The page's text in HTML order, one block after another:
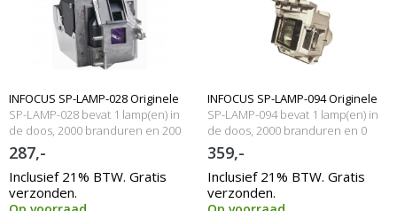
INFOCUS SP-LAMP-028 Originele
lamp met behuizing
SP-LAMP-028 bevat 1 lamp(en) in
de doos, 2000 branduren en 200
Watt
287,-
Inclusief 21% BTW. Gratis
verzonden.
INFOCUS SP-LAMP-094 Originele
lampmodule
SP-LAMP-094 bevat 1 lamp(en) in
de doos, 2000 branduren en 0
Watt
359,-
Inclusief 21% BTW. Gratis
verzonden.